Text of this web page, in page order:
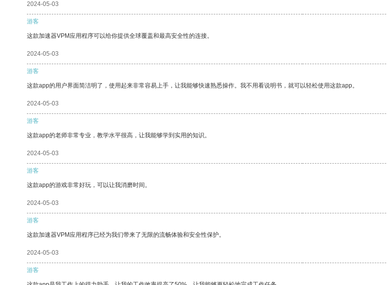
2024-05-03
游客
这款加速器VPM应用程序可以给你提供全球覆盖和最高安全性的连接。
2024-05-03
游客
这款app的用户界面简洁明了，使用起来非常容易上手，让我能够快速熟悉操作。我不用看说明书，就可以轻松使用这款app。
2024-05-03
游客
这款app的老师非常专业，教学水平很高，让我能够学到实用的知识。
2024-05-03
游客
这款app的游戏非常好玩，可以让我消磨时间。
2024-05-03
游客
这款加速器VPM应用程序已经为我们带来了无限的流畅体验和安全性保护。
2024-05-03
游客